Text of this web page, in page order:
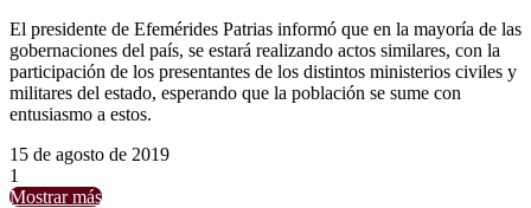
El presidente de Efemérides Patrias informó que en la mayoría de las
gobernaciones del país, se estará realizando actos similares, con la
participación de los presentantes de los distintos ministerios civiles y
militares del estado, esperando que la población se sume con
entusiasmo a estos.
15 de agosto de 2019
1
Mostrar más